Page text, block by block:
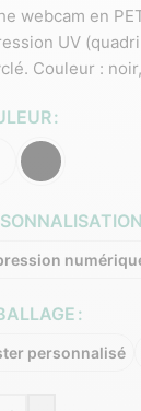
webcam en
UV
Couleur :
personnalisé